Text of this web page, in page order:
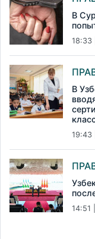
В
18:33
В
19:43
14:51